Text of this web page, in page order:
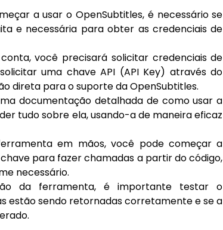
a usar o OpenSubtitles, é necessário se
e necessária para obter as credenciais de
você precisará solicitar credenciais de
uma chave API (API Key) através do
direta para o suporte da OpenSubtitles.
documentação detalhada de como usar a
tudo sobre ela, usando-a de maneira eficaz
em mãos, você pode começar a
para fazer chamadas a partir do código,
necessário.
da ferramenta, é importante testar o
estão sendo retornadas corretamente e se a